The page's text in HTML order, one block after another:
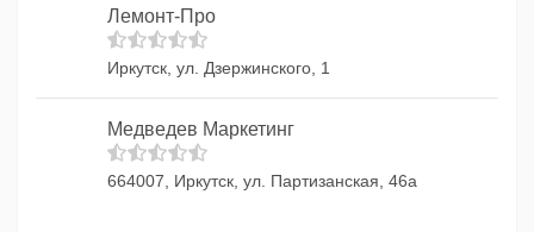
Лемонт-Про
Иркутск, ул. Дзержинского, 1
Медведев Маркетинг
664007, Иркутск, ул. Партизанская, 46а